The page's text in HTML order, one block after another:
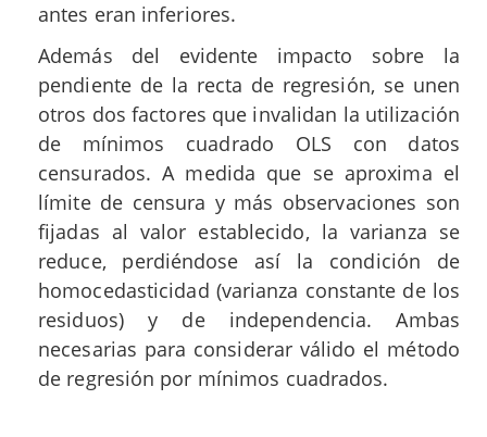
antes eran inferiores.
Además del evidente impacto sobre la
pendiente de la recta de regresión, se unen
otros dos factores que invalidan la utilización
de mínimos cuadrado OLS con datos
censurados. A medida que se aproxima el
límite de censura y más observaciones son
fijadas al valor establecido, la varianza se
reduce, perdiéndose así la condición de
homocedasticidad (varianza constante de los
residuos) y de independencia. Ambas
necesarias para considerar válido el método
de regresión por mínimos cuadrados.